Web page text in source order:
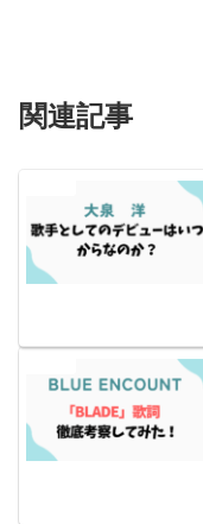
関連記事